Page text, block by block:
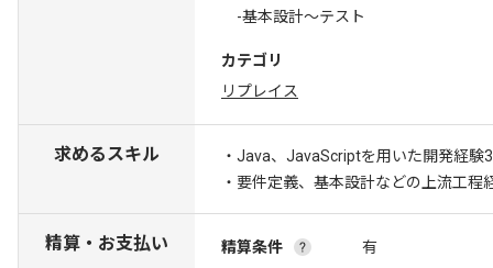
-基本設計～テスト
カテゴリ
リプレイス
求めるスキル
・Java、JavaScriptを用いた開発経験
・要件定義、基本設計などの上流工程
精算・お支払い 精算条件
有